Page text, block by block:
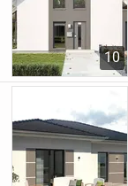
10